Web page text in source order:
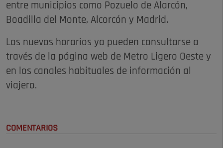
entre municipios como Pozuelo de Alarcón,
Boadilla del Monte, Alcorcón y Madrid.
Los nuevos horarios ya pueden consultarse a
través de la página web de Metro Ligero Oeste y
en los canales habituales de información al
viajero.
COMENTARIOS